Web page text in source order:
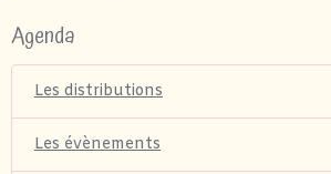
Agenda
Les distributions
Les évènements